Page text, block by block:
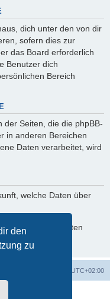
den
zu
dich unter den von dir
sofern dies zur
das Board erforderlich
Benutzer dich
Bereich
der Seiten, die die phpBB-
in anderen Bereichen
Daten verarbeitet, wird
welche Daten über
deiner Daten
UTC+02:00
© phpBB Limited